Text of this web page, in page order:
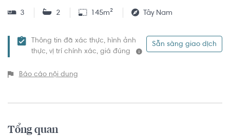
3 2 145m² Tây Nam
Thông tin đã xác thực, hình ảnh
thực, vị trí chính xác, giá đúng
Sẵn sàng giao dịch
Báo cáo nội dung
Tổng quan